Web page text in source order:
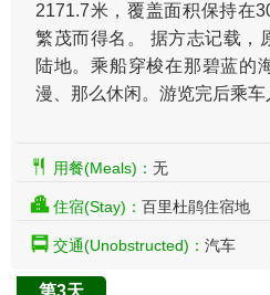
2171.7米，覆盖面积保持在
繁茂而得名。 据方志记载，
陆地。乘船穿梭在那碧蓝的
漫、那么休闲。游览完后乘车
用餐(Meals)： 无
住宿(Stay)： 百里杜鹃住宿地
交通(Unobstructed)： 汽车
第3天